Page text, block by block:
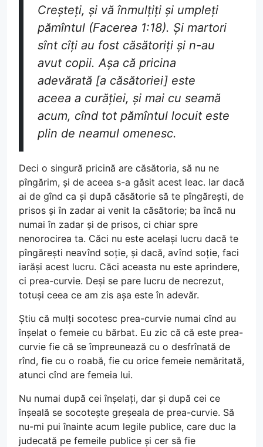
Creșteți, și vă înmulțiți și umpleți
pămîntul (Facerea 1:18). Și martori
sînt cîți au fost căsătoriți și n-au
avut copii. Așa că pricina
adevărată [a căsătoriei] este
aceea a curăției, și mai cu seamă
acum, cînd tot pămîntul locuit este
plin de neamul omenesc.
Deci o singură pricină are căsătoria, să nu ne
pîngărim, și de aceea s-a găsit acest leac. Iar dacă
ai de gînd ca și după căsătorie să te pîngărești, de
prisos și în zadar ai venit la căsătorie; ba încă nu
numai în zadar și de prisos, ci chiar spre
nenorocirea ta. Căci nu este același lucru dacă te
pîngărești neavînd soție, și dacă, avînd soție, faci
iarăși acest lucru. Căci aceasta nu este aprindere,
ci prea-curvie. Deși se pare lucru de necrezut,
totuși ceea ce am zis așa este în adevăr.
Știu că mulți socotesc prea-curvie numai cînd au
înșelat o femeie cu bărbat. Eu zic că că este prea-
curvie fie că se împreunează cu o desfrînată de
rînd, fie cu o roabă, fie cu orice femeie nemăritată,
atunci cînd are femeia lui.
Nu numai după cei înșelați, dar și după cei ce
înșeală se socotește greșeala de prea-curvie. Să
nu-mi pui înainte acum legile publice, care duc la
judecată pe femeile publice și cer să fie